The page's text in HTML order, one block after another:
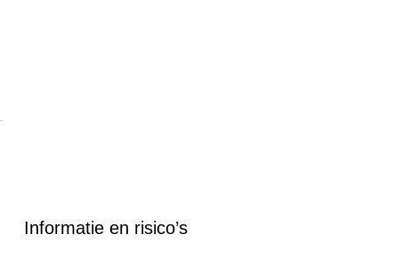
Informatie en risico’s